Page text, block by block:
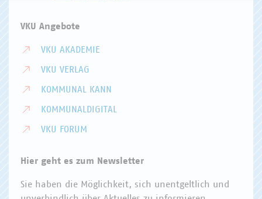
VKU Angebote
VKU AKADEMIE
VKU VERLAG
KOMMUNAL KANN
KOMMUNALDIGITAL
VKU FORUM
Hier geht es zum Newsletter
Sie haben die Möglichkeit, sich unentgeltlich und